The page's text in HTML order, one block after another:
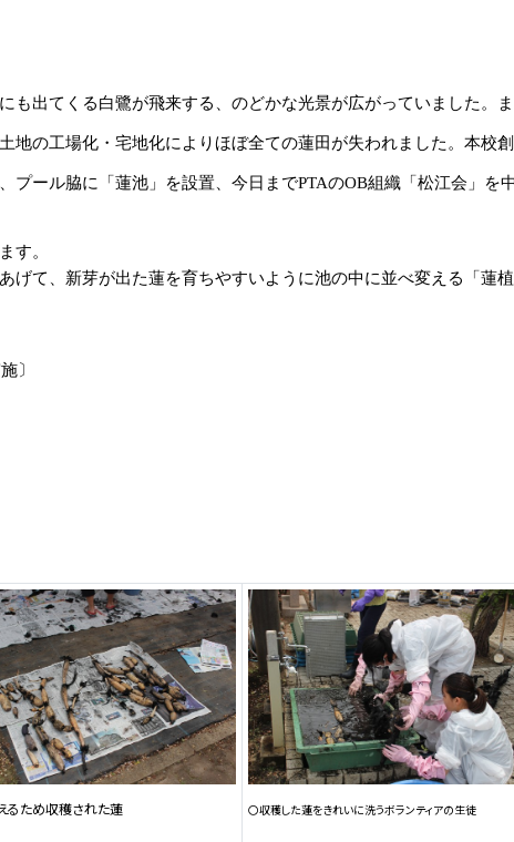
も出てくる白鷺が飛来する、のどかな光景が広がっていました。
地の工場化・宅地化によりほぼ全ての蓮田が失われました。本校
プール脇に「蓮池」を設置、今日までPTAのOB組織「松江会」を
す。
げて、新芽が出た蓮を育ちやすいように池の中に並べ変える「蓮
〕
るため収穫された蓮 〇収穫した蓮をきれいに洗うボランティアの生徒